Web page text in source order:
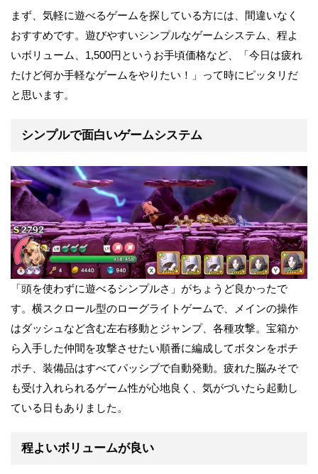
まず、気軽に遊べるゲームを探している方には、間違いなく
おすすめです。遊びやすいシンプルなゲームシステム、程よ
いボリューム、1,500円というお手頃価格など、「今日は疲れ
たけど何か手軽なゲームをやりたい！」って時にピッタリだ
と思います。
シンプルで面白いゲームシステム
「頭を使わずに遊べるシンプルさ」がちょうど良かったで
す。横スクロール型のローグライトゲームで、メインの操作
はダッシュなど含む左右移動とジャンプ、各種攻撃。宝箱か
ら入手した仲間を攻撃させたい順番に編成してボタンをポチ
ポチ、装備品はすべてパッシブで自動発動。疲れた脳みそで
も受け入れられるゲーム性が心地良く、気がづいたら起動し
ている日もありました。
程よいボリュームが良い